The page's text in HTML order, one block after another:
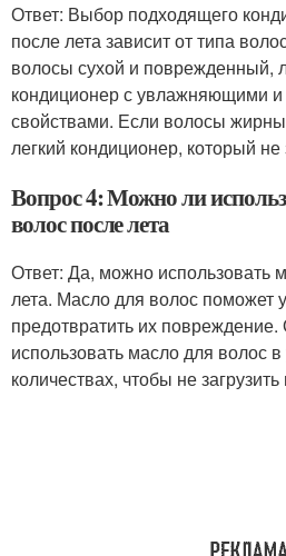
Ответ: Выбор подходящего
после лета зависит от типа
волосы сухой и поврежденный,
кондиционер с увлажняющими
свойствами. Если волосы
легкий кондиционер, который не
Вопрос 4: Можно ли
волос после лета
Ответ: Да, можно использовать
лета. Масло для волос поможет
предотвратить их повреждение.
использовать масло для волос
количествах, чтобы не